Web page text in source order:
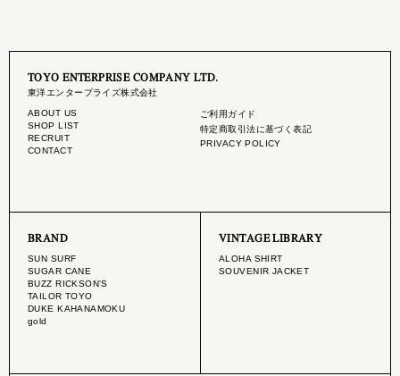
TOYO ENTERPRISE COMPANY LTD.
東洋エンタープライズ株式会社
ABOUT US
SHOP LIST
RECRUIT
CONTACT
ご利用ガイド
特定商取引法に基づく表記
PRIVACY POLICY
BRAND
SUN SURF
SUGAR CANE
BUZZ RICKSON'S
TAILOR TOYO
DUKE KAHANAMOKU
gold
VINTAGE LIBRARY
ALOHA SHIRT
SOUVENIR JACKET